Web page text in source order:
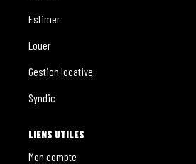
Estimer
Louer
Gestion locative
Syndic
LIENS UTILES
Mon compte